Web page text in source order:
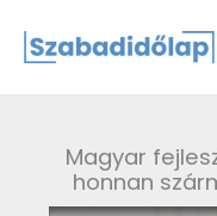
content
Magyar
honnan